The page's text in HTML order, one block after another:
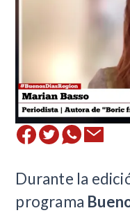
Durante la
programa